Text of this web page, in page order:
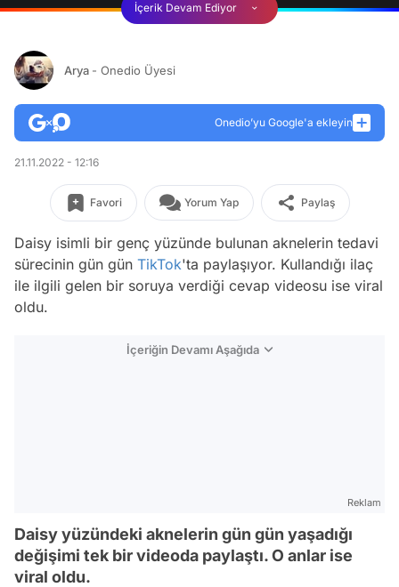
İçerik Devam Ediyor
Arya - Onedio Üyesi
Onedio’yu Google'a ekleyin
21.11.2022 - 12:16
Favori Yorum Yap Paylaş
Daisy isimli bir genç yüzünde bulunan aknelerin tedavi
sürecinin gün gün TikTok'ta paylaşıyor. Kullandığı ilaç
ile ilgili gelen bir soruya verdiği cevap videosu ise viral
oldu.
İçeriğin Devamı Aşağıda
Reklam
Daisy yüzündeki aknelerin gün gün yaşadığı
değişimi tek bir videoda paylaştı. O anlar ise
viral oldu.